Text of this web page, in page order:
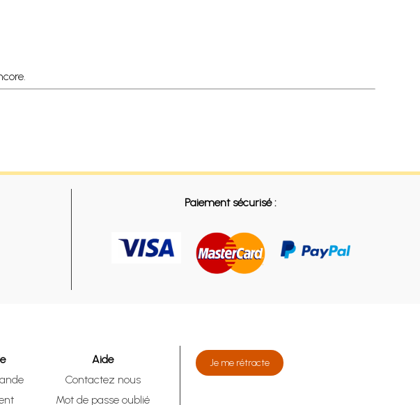
Paiement sécurisé :
Aide
Contactez nous
Mot de passe oublié
Je me rétracte